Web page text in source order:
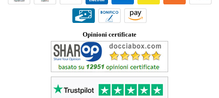
Opinioni certificate